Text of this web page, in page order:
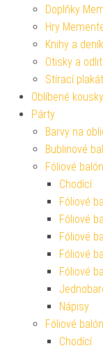
Doplňky
Hry
Knihy a
Otisky a
Stírací
Oblíbené kousky
Párty
Barvy na
Bublinové
Fóliové
Chodící
Fóliové
Fóliové
Fóliové
Fóliové
Fóliové
Nápisy
Fóliové
Chodící